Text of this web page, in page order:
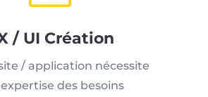
/ UI Création
/ application nécessite
des besoins